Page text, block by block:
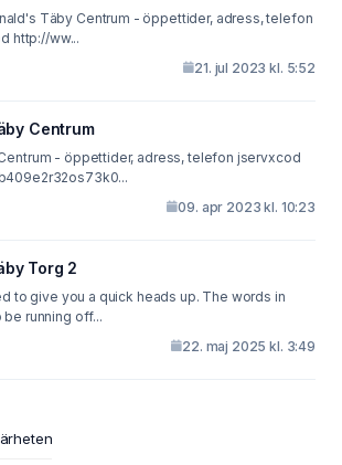
Täby Centrum - öppettider, adress, telefon
http://ww...
21. jul 2023 kl. 5:52
Centrum
- öppettider, adress, telefon jservxcod
09. apr 2023 kl. 10:23
Torg 2
to give you a quick heads up. The words in
running off...
22. maj 2025 kl. 3:49